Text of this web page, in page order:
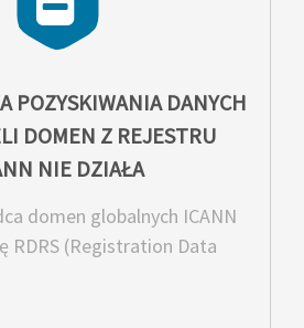
POZYSKIWANIA DANYCH
DOMEN Z REJESTRU
NIE DZIAŁA
domen globalnych ICANN
RDRS (Registration Data